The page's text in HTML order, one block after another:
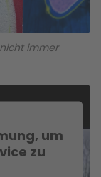
immer
um
zu